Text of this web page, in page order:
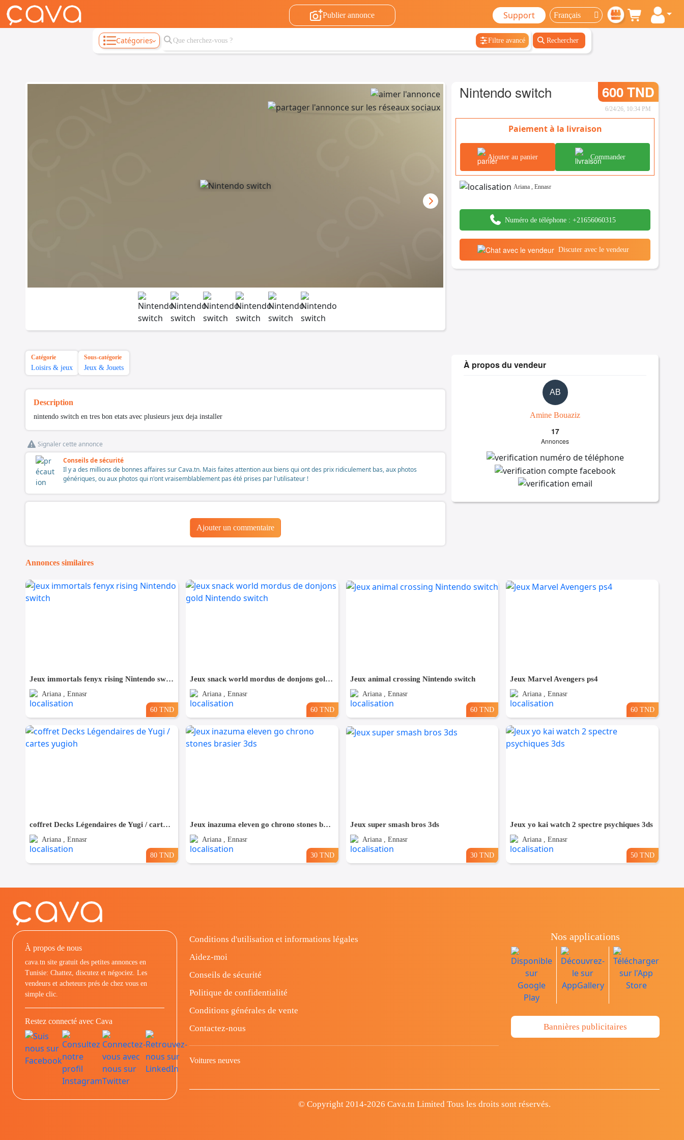
Publier annonce Support
Catégories Filtre avancé Rechercher
Nintendo switch 600 TND
6/24/26, 10:34 PM
Paiement à la livraison
Ajouter au panier Commander
Ariana ,Ennasr
Numéro de téléphone :+21656060315
Discuter avec le vendeur
Catégorie
Loisirs & jeux
Sous-catégorie
Jeux & Jouets
Description
nintendo switch en tres bon etats avec plusieurs jeux deja installer
Signaler cette annonce
Conseils de sécurité
Il y a des millions de bonnes affaires sur Cava.tn. Mais faites attention aux biens qui ont des prix ridiculement bas, aux photos
génériques, ou aux photos qui n'ont vraisemblablement pas été prises par l'utilisateur !
Ajouter un commentaire
À propos du vendeur
AB
Amine Bouaziz
17
Annonces
Annonces similaires
Jeux immortals fenyx rising Nintendo switch
Ariana , Ennasr
60 TND
Jeux snack world mordus de donjons gold Nintendo switch
Ariana , Ennasr
60 TND
Jeux animal crossing Nintendo switch
Ariana , Ennasr
60 TND
Jeux Marvel Avengers ps4
Ariana , Ennasr
60 TND
coffret Decks Légendaires de Yugi / cartes yugioh
Ariana , Ennasr
80 TND
Jeux inazuma eleven go chrono stones brasier 3ds
Ariana , Ennasr
30 TND
Jeux super smash bros 3ds
Ariana , Ennasr
30 TND
Jeux yo kai watch 2 spectre psychiques 3ds
Ariana , Ennasr
50 TND
À propos de nous
cava.tn site gratuit des petites annonces en
Tunisie: Chattez, discutez et négociez. Les
vendeurs et acheteurs prés de chez vous en
simple clic.
Restez connecté avec Cava
Conditions d'utilisation et informations légales
Aidez-moi
Conseils de sécurité
Politique de confidentialité
Conditions générales de vente
Contactez-nous
Voitures neuves
Nos applications
Bannières publicitaires
© Copyright 2014-2026 Cava.tn Limited Tous les droits sont réservés.